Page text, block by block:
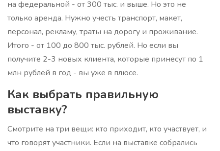
на федеральной - от 300 тыс. и выше. Но это не
только аренда. Нужно учесть транспорт, макет,
персонал, рекламу, траты на дорогу и проживание.
Итого - от 100 до 800 тыс. рублей. Но если вы
получите 2-3 новых клиента, которые принесут по 1
млн рублей в год - вы уже в плюсе.
Как выбрать правильную
выставку?
Смотрите на три вещи: кто приходит, кто участвует, и
что говорят участники. Если на выставке собрались